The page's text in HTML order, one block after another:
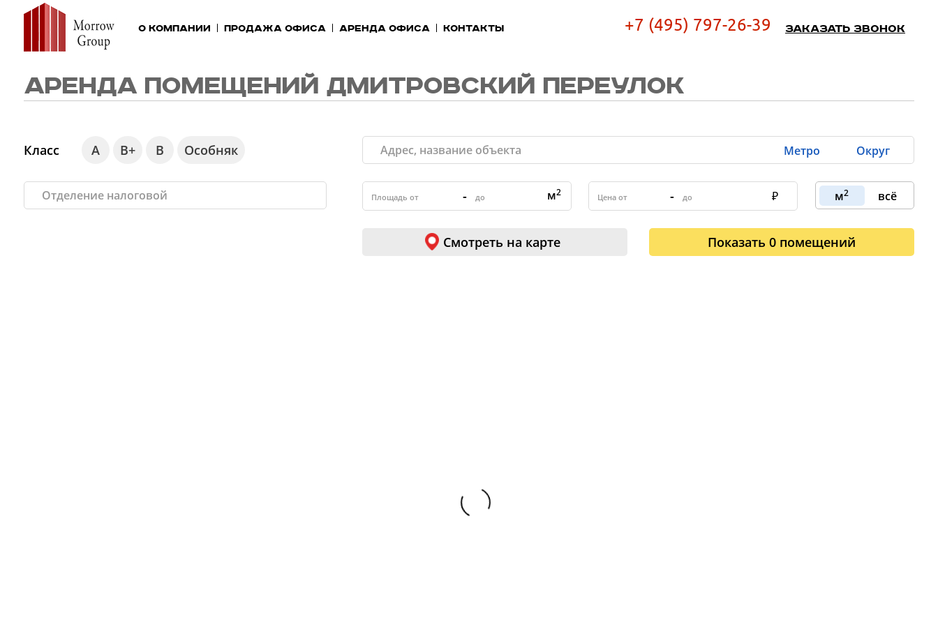
О компании Продажа офиса Аренда офиса Контакты +7 (495) 797-26-39 Заказать звонок
АРЕНДА ПОМЕЩЕНИЙ ДМИТРОВСКИЙ ПЕРЕУЛОК
Класс А В+ В Особняк Метро Округ
- м2 - м2 всё
Смотреть на карте Показать0 помещений